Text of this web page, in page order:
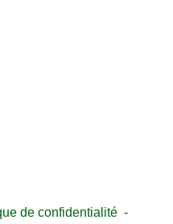
de confidentialité -